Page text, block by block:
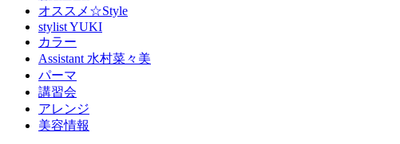
オススメ☆Style
stylist YUKI
カラー
Assistant 水村菜々美
パーマ
講習会
アレンジ
美容情報